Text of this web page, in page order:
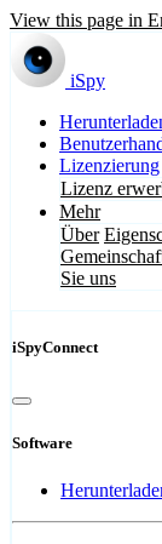
View this page in
iSpy
Lizenzierung
Lizenz
Mehr
Über
Sie uns
iSpyConnect
Software